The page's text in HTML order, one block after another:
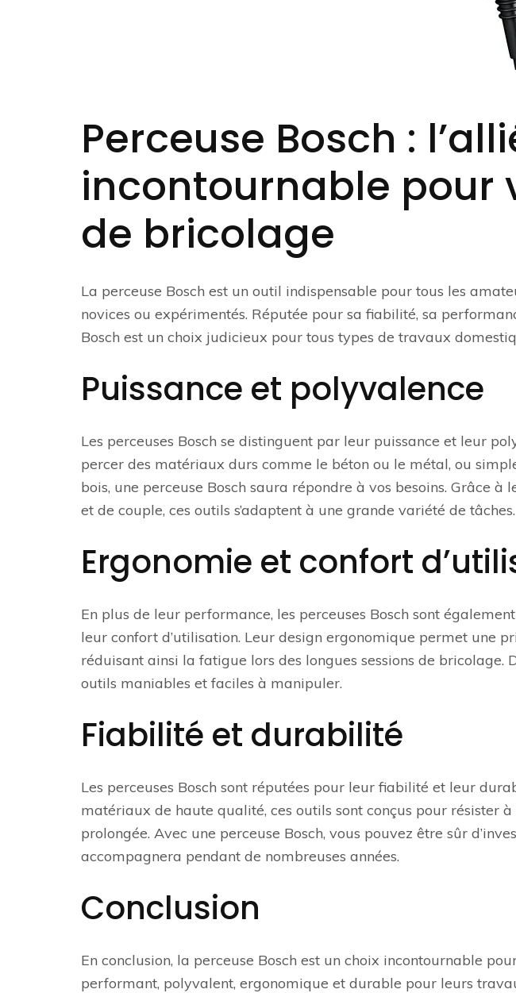
Perceuse Bosch :
incontournable pour
de bricolage
La perceuse Bosch est un outil indispensable pour tous les
novices ou expérimentés. Réputée pour sa fiabilité, sa
Bosch est un choix judicieux pour tous types de travaux
Puissance et polyvalence
Les perceuses Bosch se distinguent par leur puissance et leur
percer des matériaux durs comme le béton ou le métal, ou
bois, une perceuse Bosch saura répondre à vos besoins. Grâce à
et de couple, ces outils s’adaptent à une grande variété de tâches.
Ergonomie et confort
En plus de leur performance, les perceuses Bosch sont
leur confort d’utilisation. Leur design ergonomique permet une
réduisant ainsi la fatigue lors des longues sessions de bricolage.
outils maniables et faciles à manipuler.
Fiabilité et durabilité
Les perceuses Bosch sont réputées pour leur fiabilité et leur
matériaux de haute qualité, ces outils sont conçus pour résister
prolongée. Avec une perceuse Bosch, vous pouvez être sûr
accompagnera pendant de nombreuses années.
Conclusion
En conclusion, la perceuse Bosch est un choix incontournable
performant, polyvalent, ergonomique et durable pour leurs